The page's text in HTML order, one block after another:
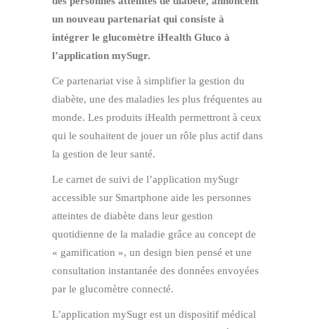
un nouveau partenariat qui consiste à
intégrer le glucomètre iHealth Gluco à
l’application mySugr.
Ce partenariat vise à simplifier la gestion du
diabète, une des maladies les plus fréquentes au
monde. Les produits iHealth permettront à ceux
qui le souhaitent de jouer un rôle plus actif dans
la gestion de leur santé.
Le carnet de suivi de l’application mySugr
accessible sur Smartphone aide les personnes
atteintes de diabète dans leur gestion
quotidienne de la maladie grâce au concept de
« gamification », un design bien pensé et une
consultation instantanée des données envoyées
par le glucomètre connecté.
L’application mySugr est un dispositif médical